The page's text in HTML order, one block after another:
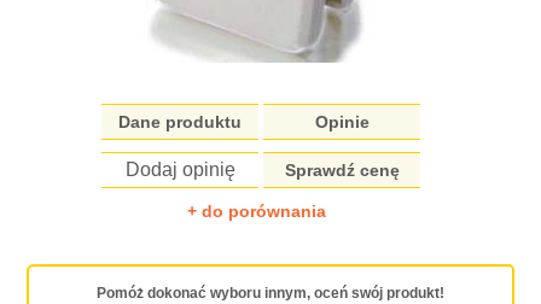
Dane produktu Opinie
Dodaj opinię Sprawdź cenę
+ do porównania
Pomóż dokonać wyboru innym, oceń swój produkt!